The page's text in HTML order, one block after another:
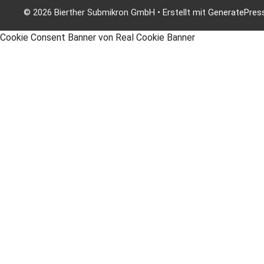
© 2026 Bierther Submikron GmbH • Erstellt mit
Cookie Consent Banner von Real Cookie Banner